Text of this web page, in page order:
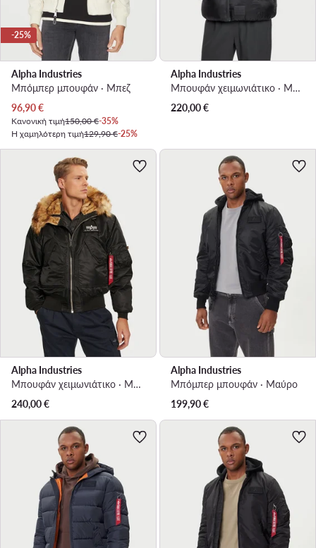
-25%
Alpha Industries
Μπόμπερ μπουφάν · Μπεζ
Τρέχουσα τιμή
96,90€
Κανονική τιμή150,00 €-35%
Η χαμηλότερη τιμή129,90 €-25%
Alpha Industries
Μπουφάν χειμωνιάτικο · Μαύρο
220,00€
Alpha Industries
Μπουφάν χειμωνιάτικο · Μαύρο
240,00€
Alpha Industries
Μπόμπερ μπουφάν · Μαύρο
199,90€